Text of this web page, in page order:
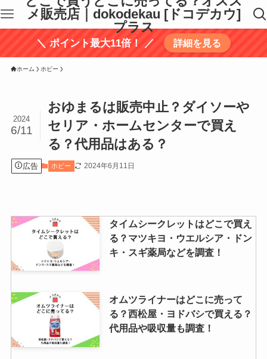
メ販売店｜dokodekau [ドコデカウ]
プラス
＼ ポイント最大11倍！ ／ 詳細を見る
ホーム ホビー
おゆまるは販売中止？ダイソーや
セリア・ホームセンターで買え
る？代用品はある？
2024
6/11
広告 ホビー 2024年6月11日
タイムシークレットはどこで買え
る？マツキヨ・ウエルシア・ドン
キ・スギ薬局などを調査！
オムツライナーはどこに売って
る？西松屋・ヨドバシで買える？
代用品や吸収量も調査！